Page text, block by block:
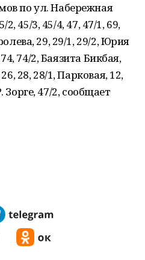
по ул. Набережная
45/3, 45/4, 47, 47/1, 69,
29, 29/1, 29/2, Юрия
74/2, Баязита Бикбая,
28, 28/1, Парковая, 12,
Зорге, 47/2, сообщает